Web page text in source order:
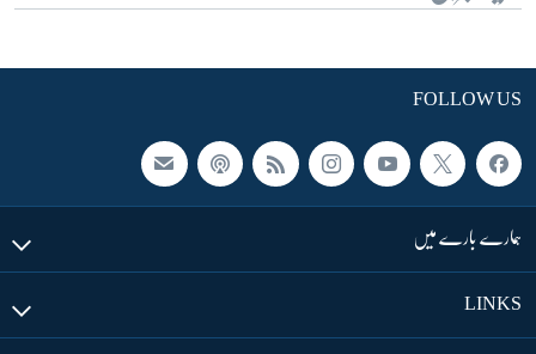
FOLLOW US
ہمارے بارے میں
LINKS